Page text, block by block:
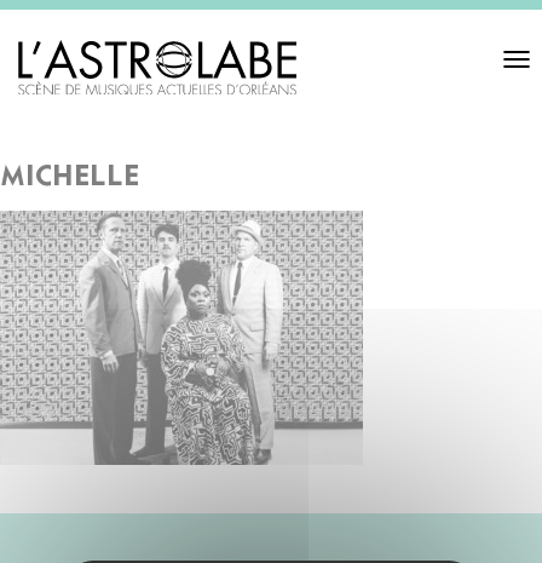
Toggle
michelle